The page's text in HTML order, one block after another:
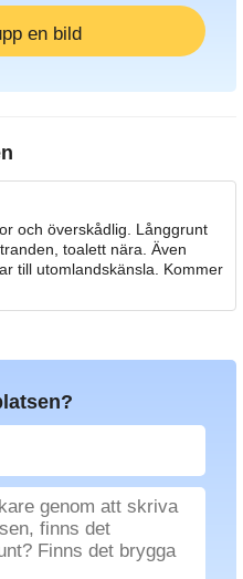
en bild
och överskådlig. Långgrunt
toalett nära. Även
till utomlandskänsla. Kommer